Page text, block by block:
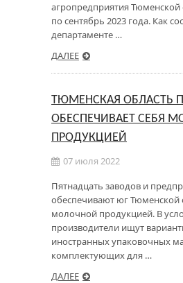
агропредприятия Тюменской
по сентябрь 2023 года. Как
департаменте …
ДАЛЕЕ
ТЮМЕНСКАЯ ОБЛАСТЬ
ОБЕСПЕЧИВАЕТ СЕБЯ
ПРОДУКЦИЕЙ
07 июля 2022
Пятнадцать заводов и
обеспечивают юг Тюменской
молочной продукцией. В
производители ищут
иностранных упаковочных
комплектующих для …
ДАЛЕЕ